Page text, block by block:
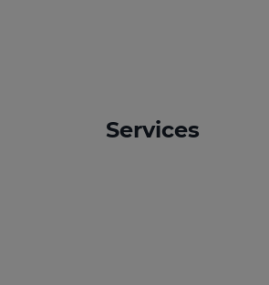
Services